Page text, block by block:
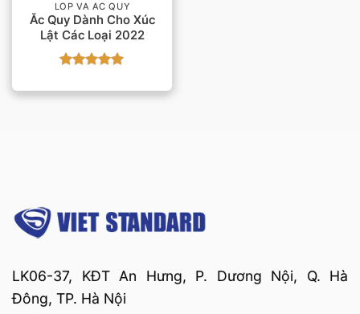
LỐP VÀ ẮC QUY
Ắc Quy Dành Cho Xúc
Lật Các Loại 2022
hạng55
LK06-37, KĐT An Hưng, P. Dương Nội, Q. Hà
Đông, TP. Hà Nội